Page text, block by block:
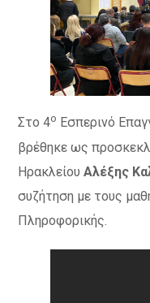
Στο 4ο Εσπερινό
βρέθηκε ως
ΗρακλείουΑλέξης
συζήτηση με τους
Πληροφορικής.